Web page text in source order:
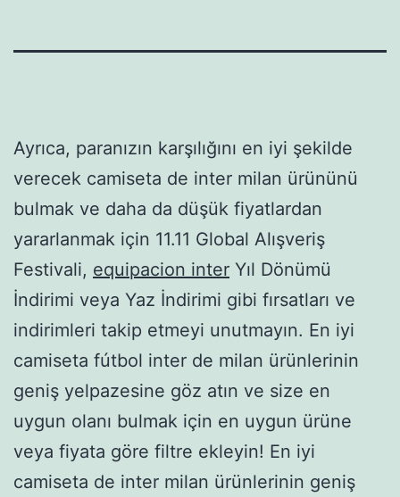
Ayrıca, paranızın karşılığını en iyi şekilde
verecek camiseta de inter milan ürününü
bulmak ve daha da düşük fiyatlardan
yararlanmak için 11.11 Global Alışveriş
Festivali, equipacion inter Yıl Dönümü
İndirimi veya Yaz İndirimi gibi fırsatları ve
indirimleri takip etmeyi unutmayın. En iyi
camiseta fútbol inter de milan ürünlerinin
geniş yelpazesine göz atın ve size en
uygun olanı bulmak için en uygun ürüne
veya fiyata göre filtre ekleyin! En iyi
camiseta de inter milan ürünlerinin geniş